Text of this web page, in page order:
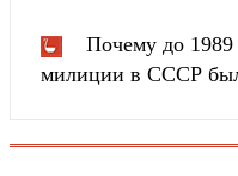
Почему до
милиции в СССР